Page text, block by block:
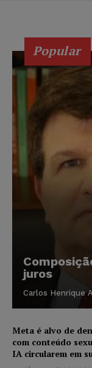
Popular
juros
Carlos Henrique
Meta é alvo de
com conteúdo
IA circularem em